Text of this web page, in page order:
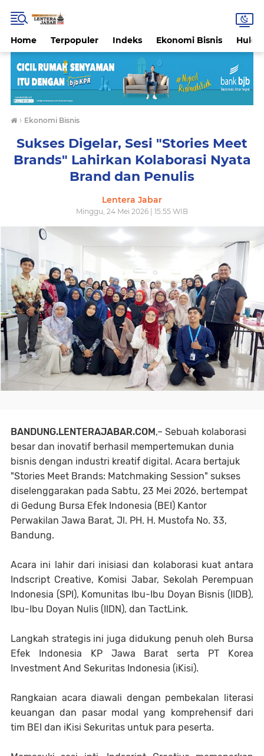
Home Terpopuler Indeks Ekonomi Bisnis
› Ekonomi Bisnis
Sukses Digelar, Sesi "Stories Meet
Brands" Lahirkan Kolaborasi Nyata
Brand dan Penulis
Lentera Jabar
Minggu, 24 Mei 2026 | 15:55 WIB
BANDUNG.LENTERAJABAR.COM,– Sebuah kolaborasi
besar dan inovatif berhasil mempertemukan dunia
bisnis dengan industri kreatif digital. Acara bertajuk
"Stories Meet Brands: Matchmaking Session" sukses
diselenggarakan pada Sabtu, 23 Mei 2026, bertempat
di Gedung Bursa Efek Indonesia (BEI) Kantor
Perwakilan Jawa Barat, Jl. PH. H. Mustofa No. 33,
Bandung.
Acara ini lahir dari inisiasi dan kolaborasi kuat antara
Indscript Creative, Komisi Jabar, Sekolah Perempuan
Indonesia (SPI), Komunitas Ibu-Ibu Doyan Bisnis (IIDB),
Ibu-Ibu Doyan Nulis (IIDN), dan TactLink.
Langkah strategis ini juga didukung penuh oleh Bursa
Efek Indonesia KP Jawa Barat serta PT Korea
Investment And Sekuritas Indonesia (iKisi).
Rangkaian acara diawali dengan pembekalan literasi
keuangan dan pasar modal yang komprehensif dari
tim BEI dan iKisi Sekuritas untuk para peserta.